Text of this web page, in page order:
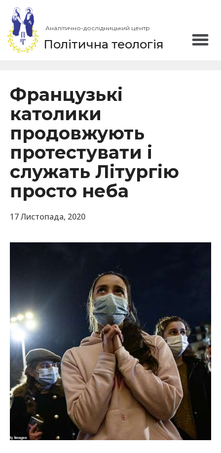
Аналітично-дослідницький центр
Політична теологія
Французькі
католики
продовжують
протестувати і
служать Літургію
просто неба
17 Листопада, 2020